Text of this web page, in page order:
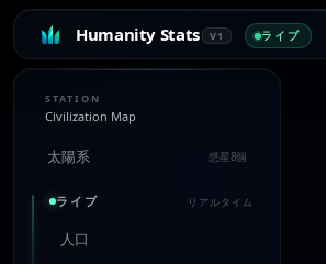
Humanity Stats V1 ライブ
STATION
Civilization Map
太陽系 惑星8個
ライブ リアルタイム
人口